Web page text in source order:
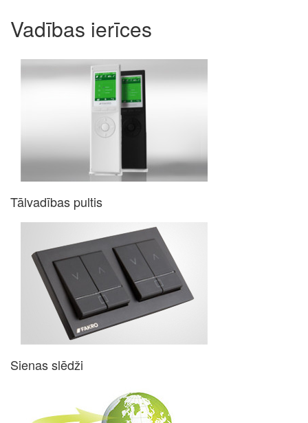
Vadības ierīces
Tālvadības pultis
Sienas slēdži